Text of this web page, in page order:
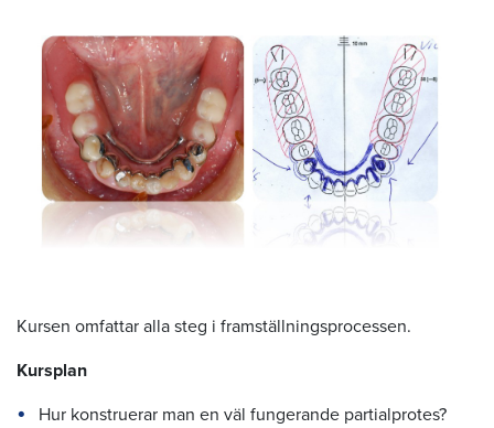
Kursen omfattar alla steg i framställningsprocessen.
Kursplan
Hur konstruerar man en väl fungerande partialprotes?